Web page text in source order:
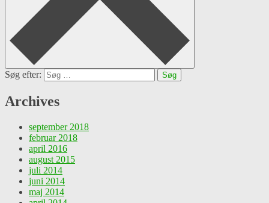
Søg efter:
Archives
september 2018
februar 2018
april 2016
august 2015
juli 2014
juni 2014
maj 2014